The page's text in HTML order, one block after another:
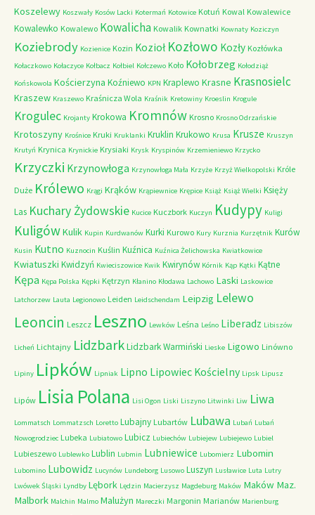
Koszelewy Koszwały Kosów Lacki Kotermań Kotowice Kotuń Kowal Kowalewice
Kowalewko Kowalewo Kowalicha Kowalik Kownatki Kownaty Koziczyn
Koziebrody Kozienice Kozin Kozioł Kozłowo Kozły Kozłówka
Kołaczkowo Kołaczyce Kołbacz Kołbiel Kołczewo Koło Kołobrzeg Kołodziąż
Końskowola Kościerzyna Koźniewo KPN Kraplewo Krasne Krasnosielc
Kraszew Kraszewo Kraśnicza Wola Kraśnik Kretowiny Kroeslin Krogule
Krogulec Krojanty Krokowa Kromnów Krosno Krosno Odrzańskie
Krotoszyny Krośnice Kruki Kruklanki Kruklin Krukowo Krusa Krusze Kruszyn
Krutyń Krynica Krynickie Krysiaki Krysk Kryspinów Krzemieniewo Krzycko
Krzyczki Krzynowłoga Krzynowłoga Mała Krzyże Krzyż Wielkopolski Króle
Duże Królewo Krągi Krąków Krąpiewnice Krępice Książ Książ Wielki Księży
Las Kuchary Żydowskie Kucice Kuczbork Kuczyn Kudypy Kuligi
KuligówKulik Kupin Kurdwanów Kurki Kurowo Kury Kurznia Kurzętnik Kurów
Kusin Kutno Kuznocin Kuślin Kuźnica Kuźnica Żelichowska Kwiatkowice
Kwiatuszki Kwidzyń Kwieciszowice Kwik Kwirynów Kórnik Kąp Kątki Kątne
Kępa Kępa Polska Kępki Kętrzyn Kłanino Kłodawa Lachowo Laski Laskowice
Latchorzew Lauta Legionowo Leiden Leidschendam Leipzig Lelewo
Leoncin Leszcz Leszno Lewków Leśna Leśno Liberadz Libiszów
Licheń Lichtajny LidzbarkLidzbark Warmiński Lieske Ligowo Linówno
Lipiny Lipków Lipniak Lipno Lipowiec Kościelny Lipsk Lipusz
Lipów Lisia Polana Lisi Ogon Liski Liszyno Litwinki Liw Liwa
Lommatsch Lommatzsch Loretto Lubajny Lubartów Lubawa Lubań Lubań
Nowogrodziec Lubeka Lubiatowo Lubicz Lubiechów Lubiejew Lubiejewo Lubiel
Lubieszewo Lublewko Lublin Lubmin Lubniewice Lubomierz Lubomin
Lubomino Lubowidz Lucynów Lundeborg Lusowo Luszyn Lusławice Luta Lutry
Lwówek Śląski Lyndby Lębork Lędzin Macierzysz Magdeburg Maków Maków Maz.
Malbork Malchin Malmo Malużyn Mareczki Margonin Marianów Marienburg